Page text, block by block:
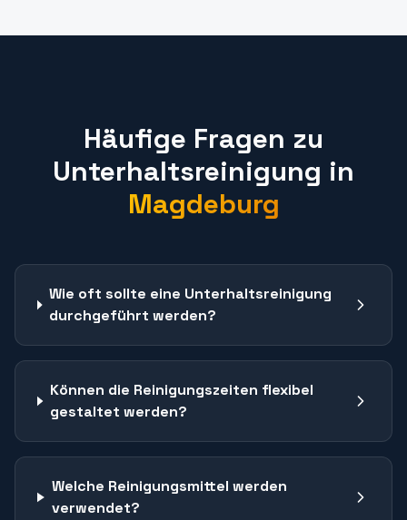
Häufige Fragen zu
Unterhaltsreinigung in
Magdeburg
Wie oft sollte eine Unterhaltsreinigung
durchgeführt werden?
Können die Reinigungszeiten flexibel
gestaltet werden?
Welche Reinigungsmittel werden
verwendet?